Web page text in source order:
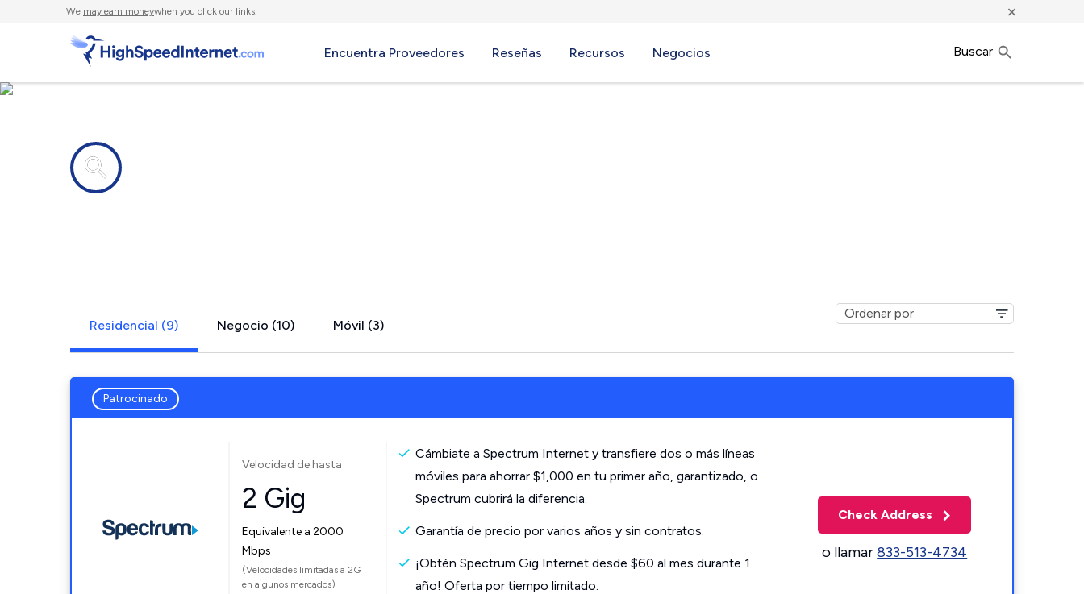
We may earn moneywhen you click our links. ×
Encuentra Proveedores Reseñas Recursos Negocios Buscar
Residencial (9) Negocio (10) Móvil (3)
Patrocinado
Velocidad de hasta
2 Gig
Equivalente a 2000
Mbps
(Velocidades limitadas a 2G
en algunos mercados)
Cámbiate a Spectrum Internet y transfiere dos o más líneas
móviles para ahorrar $1,000 en tu primer año, garantizado, o
Spectrum cubrirá la diferencia.
Garantía de precio por varios años y sin contratos.
¡Obtén Spectrum Gig Internet desde $60 al mes durante 1
año! Oferta por tiempo limitado.
Check Address
o llamar833-513-4734